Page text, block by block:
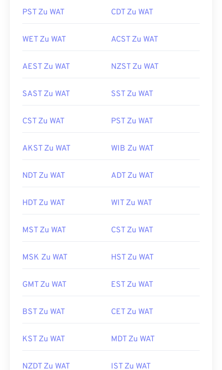
PST Zu WAT CDT Zu WAT
WET Zu WAT ACST Zu WAT
AEST Zu WAT NZST Zu WAT
SAST Zu WAT SST Zu WAT
CST Zu WAT PST Zu WAT
AKST Zu WAT WIB Zu WAT
NDT Zu WAT ADT Zu WAT
HDT Zu WAT WIT Zu WAT
MST Zu WAT CST Zu WAT
MSK Zu WAT HST Zu WAT
GMT Zu WAT EST Zu WAT
BST Zu WAT CET Zu WAT
KST Zu WAT MDT Zu WAT
NZDT Zu WAT IST Zu WAT